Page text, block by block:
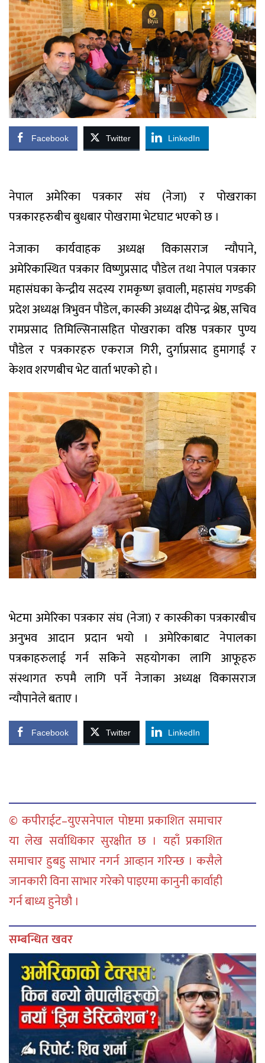
Facebook Twitter LinkedIn
नेपाल अमेरिका पत्रकार संघ (नेजा) र पोखराका
पत्रकारहरुबीच बुधबार पोखरामा भेटघाट भएको छ ।
नेजाका कार्यवाहक अध्यक्ष विकासराज न्यौपाने,
अमेरिकास्थित पत्रकार विष्णुप्रसाद पौडेल तथा नेपाल पत्रकार
महासंघका केन्द्रीय सदस्य रामकृष्ण ज्ञवाली, महासंघ गण्डकी
प्रदेश अध्यक्ष त्रिभुवन पौडेल, कास्की अध्यक्ष दीपेन्द्र श्रेष्ठ, सचिव
रामप्रसाद तिमिल्सिनासहित पोखराका वरिष्ठ पत्रकार पुण्य
पौडेल र पत्रकारहरु एकराज गिरी, दुर्गाप्रसाद हुमागाईं र
केशव शरणबीच भेट वार्ता भएको हो ।
भेटमा अमेरिका पत्रकार संघ (नेजा) र कास्कीका पत्रकारबीच
अनुभव आदान प्रदान भयो । अमेरिकाबाट नेपालका
पत्रकाहरुलाई गर्न सकिने सहयोगका लागि आफूहरु
संस्थागत रुपमै लागि पर्ने नेजाका अध्यक्ष विकासराज
न्यौपानेले बताए ।
Facebook Twitter LinkedIn
© कपीराईट–युएसनेपाल पोष्टमा प्रकाशित समाचार
या लेख सर्वाधिकार सुरक्षीत छ । यहाँ प्रकाशित
समाचार हुबहु साभार नगर्न आव्हान गरिन्छ । कसैले
जानकारी विना साभार गरेको पाइएमा कानुनी कार्वाही
गर्न बाध्य हुनेछौ ।
सम्बन्धित खवर